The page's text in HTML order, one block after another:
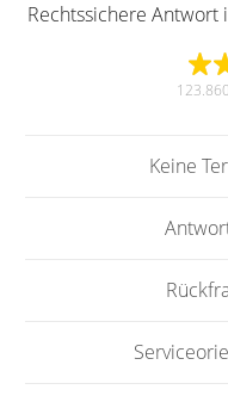
Rechtssichere
Keine